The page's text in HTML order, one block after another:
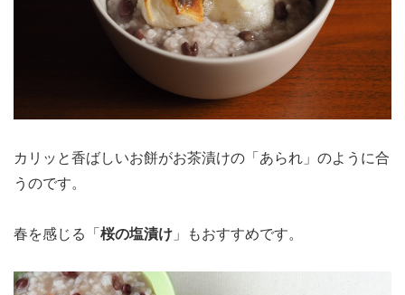
カリッと香ばしいお餅がお茶漬けの「あられ」のように合
うのです。
春を感じる「桜の塩漬け 」もおすすめです。